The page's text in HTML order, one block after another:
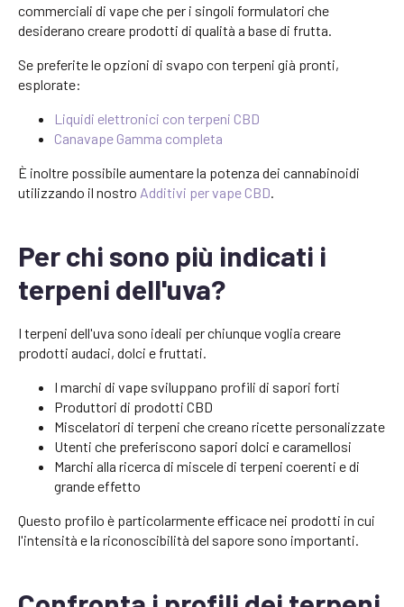
commerciali di vape che per i singoli formulatori che
desiderano creare prodotti di qualità a base di frutta.
Se preferite le opzioni di svapo con terpeni già pronti,
esplorate:
Liquidi elettronici con terpeni CBD
Canavape Gamma completa
È inoltre possibile aumentare la potenza dei cannabinoidi
utilizzando il nostro Additivi per vape CBD.
Per chi sono più indicati i
terpeni dell'uva?
I terpeni dell'uva sono ideali per chiunque voglia creare
prodotti audaci, dolci e fruttati.
I marchi di vape sviluppano profili di sapori forti
Produttori di prodotti CBD
Miscelatori di terpeni che creano ricette personalizzate
Utenti che preferiscono sapori dolci e caramellosi
Marchi alla ricerca di miscele di terpeni coerenti e di
grande effetto
Questo profilo è particolarmente efficace nei prodotti in cui
l'intensità e la riconoscibilità del sapore sono importanti.